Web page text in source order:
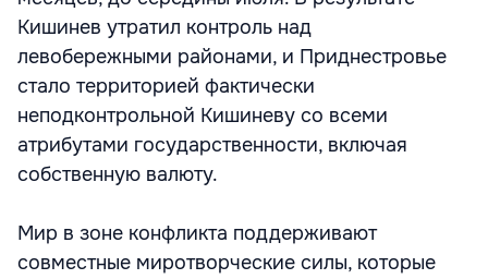
Кишинев утратил контроль над
левобережными районами, и Приднестровье
стало территорией фактически
неподконтрольной Кишиневу со всеми
атрибутами государственности, включая
собственную валюту.
Мир в зоне конфликта поддерживают
совместные миротворческие силы, которые